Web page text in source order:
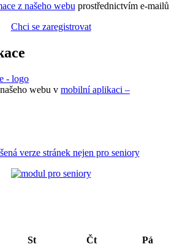
z našeho webu prostřednictvím e-mailů
Chci se zaregistrovat
webu v mobilní aplikaci –
verze stránek nejen pro seniory
St Čt Pá